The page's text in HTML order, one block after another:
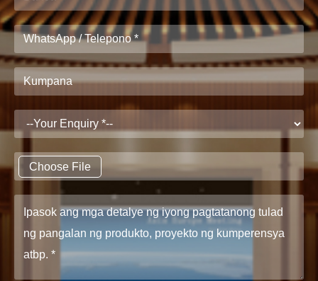
Choose File